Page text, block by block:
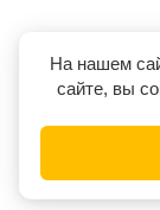
На нашем
сайте, вы